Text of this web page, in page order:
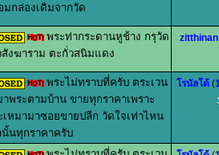
มกล่องเดิมจากวัด
พระท่ากระดานหูช้าง กรุวัด
สังฆาราม ตะกั่วสนิมแดง
zitthinan
พระไม่ทราบที่ครับ ตระเวน
าพระตามบ้าน ขายทุกราคาเพราะ
เหมามาซอยขายปลีก วัดใจเท่าไหน
นั้นทุกราคาครับ
โรนัลโด้ (